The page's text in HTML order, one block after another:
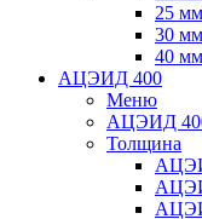
25 мм
30 мм
40 мм
АЦЭИД 400
Меню
АЦЭИД
Толщина